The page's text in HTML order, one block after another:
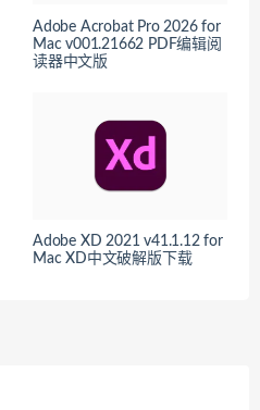
Adob​​e Acrobat Pro 2026 for
Mac v001.21662 PDF编辑阅
读器中文版
Adobe XD 2021 v41.1.12 for
Mac XD中文破解版下载